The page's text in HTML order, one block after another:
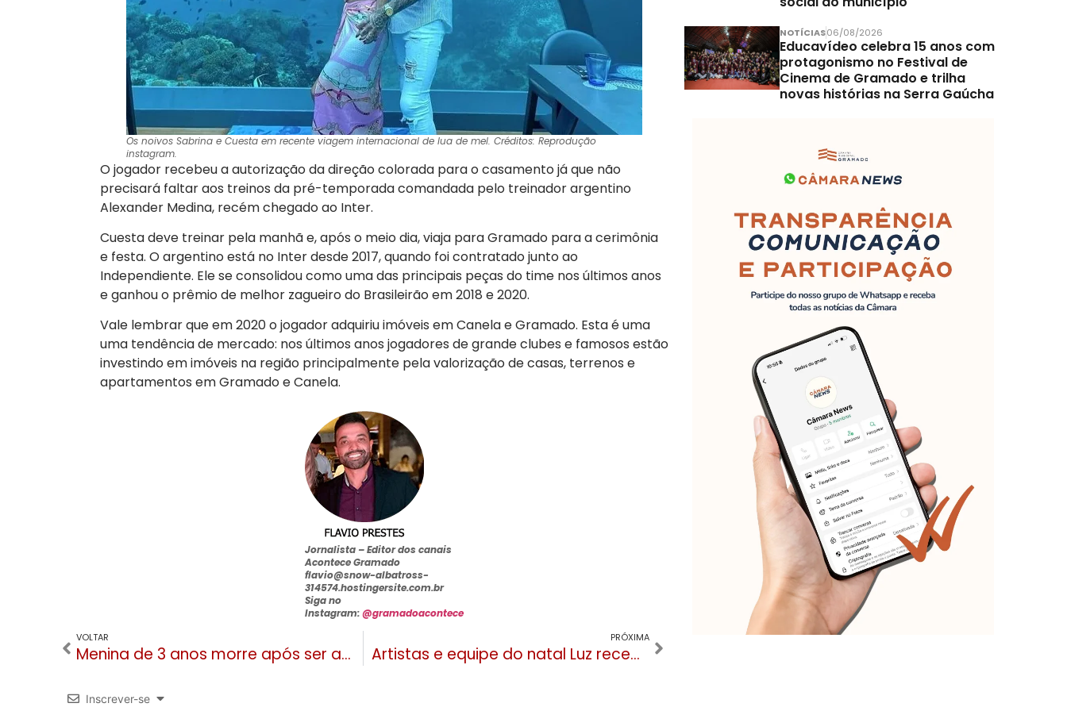
Os noivos Sabrina e Cuesta em recente viagem internacional de lua de mel. Créditos: Reprodução
instagram.
O jogador recebeu a autorização da direção colorada para o casamento já que não
precisará faltar aos treinos da pré-temporada comandada pelo treinador argentino
Alexander Medina, recém chegado ao Inter.
Cuesta deve treinar pela manhã e, após o meio dia, viaja para Gramado para a cerimônia
e festa. O argentino está no Inter desde 2017, quando foi contratado junto ao
Independiente. Ele se consolidou como uma das principais peças do time nos últimos anos
e ganhou o prêmio de melhor zagueiro do Brasileirão em 2018 e 2020.
Vale lembrar que em 2020 o jogador adquiriu imóveis em Canela e Gramado. Esta é uma
uma tendência de mercado: nos últimos anos jogadores de grande clubes e famosos estão
investindo em imóveis na região principalmente pela valorização de casas, terrenos e
apartamentos em Gramado e Canela.
Jornalista –Editor dos canais
Acontece Gramado
flavio@snow-albatross-
314574.hostingersite.com.br
Siga no
Instagram:@gramadoacontece
VOLTAR
Menina de 3 anos morre após ser atingida por telha durante temporal em Canela
PRÓXIMA
Artistas e equipe do natal Luz recebem agradecimento especial
Inscrever-se
NOTÍCIAS06/08/2026
Educavídeo celebra 15 anos com
protagonismo no Festival de
Cinema de Gramado e trilha
novas histórias na Serra Gaúcha